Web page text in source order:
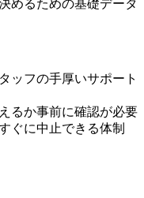
めるための基礎データ
ッフの手厚いサポート
るか事前に確認が必要
ぐに中止できる体制